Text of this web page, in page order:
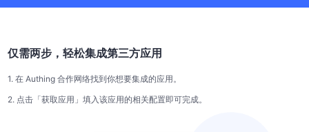
仅需两步，轻松集成第三方应用
1. 在 Authing 合作网络找到你想要集成的应用。
2. 点击「获取应用」填入该应用的相关配置即可完成。